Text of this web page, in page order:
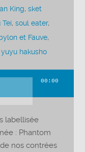
King,sket
Tei,soul eater,
et Fauve,
yuyu hakusho
00:00
labellisée
: Phantom
nos contrées